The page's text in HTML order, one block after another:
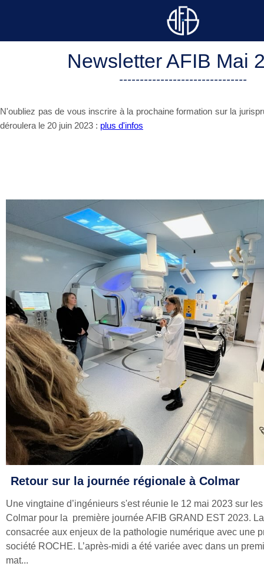
Newsletter AFIB Mai
-------------------------------
N'oubliez pas de vous inscrire à la prochaine formation sur la
déroulera le 20 juin 2023 : plus d'infos
Retour sur la journée régionale à Colmar
Une vingtaine d’ingénieurs s'est réunie le 12 mai 2023 sur
Colmar pour la première journée AFIB GRAND EST 2023.
consacrée aux enjeux de la pathologie numérique avec une
société ROCHE. L’après-midi a été variée avec dans un
mat...